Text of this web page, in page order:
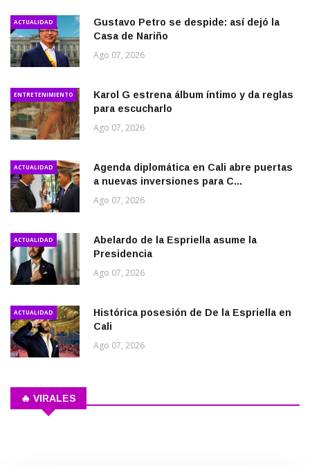
ACTUALIDAD
Gustavo Petro se despide: así dejó la
Casa de Nariño
Ago 07, 2026
ENTRETENIMIENTO
Karol G estrena álbum íntimo y da reglas
para escucharlo
Ago 07, 2026
ACTUALIDAD
Agenda diplomática en Cali abre puertas
a nuevas inversiones para C...
Ago 07, 2026
ACTUALIDAD
Abelardo de la Espriella asume la
Presidencia
Ago 07, 2026
ACTUALIDAD
Histórica posesión de De la Espriella en
Cali
Ago 07, 2026
🔥 VIRALES